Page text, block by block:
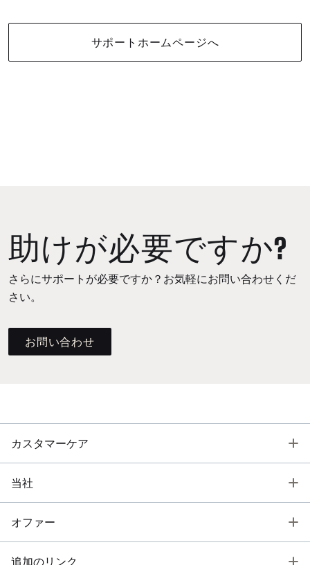
サポートホームページへ
助けが必要ですか?
さらにサポートが必要ですか？お気軽にお問い合わせくだ
さい。
お問い合わせ
カスタマーケア
当社
オファー
追加のリンク